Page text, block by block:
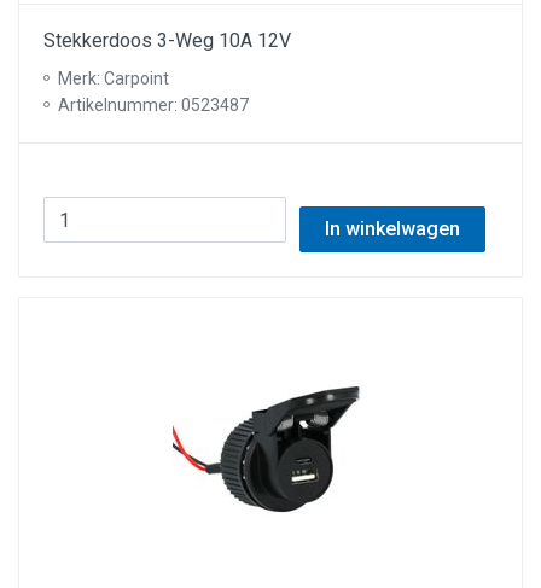
Stekkerdoos 3-Weg 10A 12V
Merk: Carpoint
Artikelnummer: 0523487
In winkelwagen